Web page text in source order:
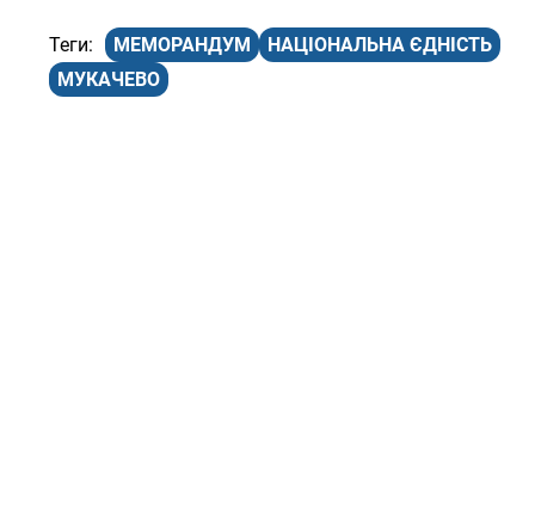
МЕМОРАНДУМ
НАЦІОНАЛЬНА ЄДНІСТЬ
МУКАЧЕВО